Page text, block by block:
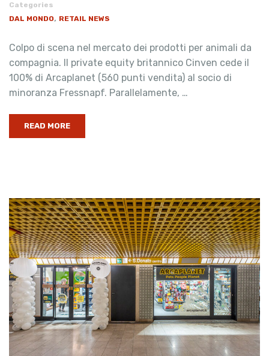
Categories
DAL MONDO, RETAIL NEWS
Colpo di scena nel mercato dei prodotti per animali da
compagnia. Il private equity britannico Cinven cede il
100% di Arcaplanet (560 punti vendita) al socio di
minoranza Fressnapf. Parallelamente, …
READ MORE